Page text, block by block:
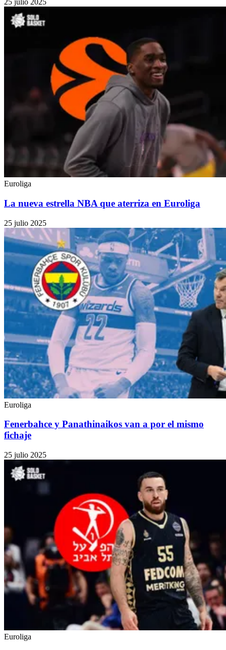
25 julio 2025
Euroliga
La nueva estrella NBA que aterriza en Euroliga
25 julio 2025
Euroliga
Fenerbahce y Panathinaikos van a por el mismo
fichaje
25 julio 2025
Euroliga